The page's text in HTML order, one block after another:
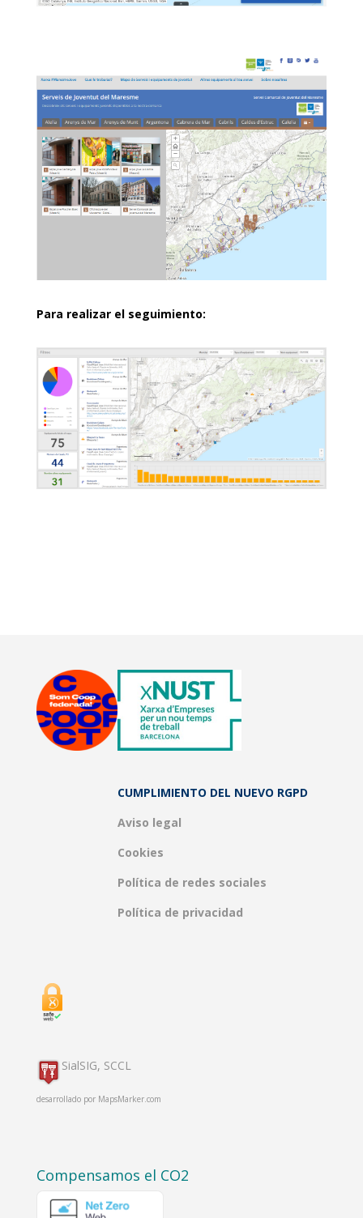
Para realizar el seguimiento:
CUMPLIMIENTO DEL NUEVO RGPD
Aviso legal
Cookies
Política de redes sociales
Política de privacidad
SialSIG, SCCL
desarrollado por MapsMarker.com
Compensamos el CO2